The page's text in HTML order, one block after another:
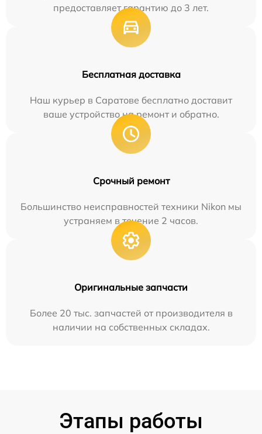
предоставляет гарантию до 3 лет.
Бесплатная доставка
Наш курьер в Саратове бесплатно доставит
ваше устройство на ремонт и обратно.
Срочный ремонт
Большинство неисправностей техники Nikon мы
устраняем в течение 2 часов.
Оригинальные запчасти
Более 20 тыс. запчастей от производителя в
наличии на собственных складах.
Этапы работы